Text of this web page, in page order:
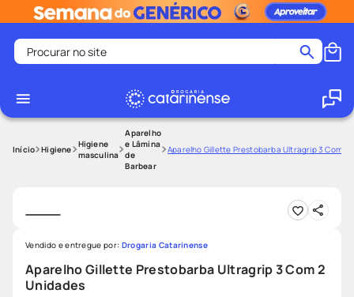
Procurar no site
1
protetor solar facial
8º
protetor solar
Higiene
Higiene
masculina
Aparelho
e Lâmina
de
Barbear
Aparelho Gillette Prestobarba Ultragrip 3 Com 2
Aparelho Gillette Prestobarba Ultragrip 3 Com 2
Unidades
Vendido e entregue por: Drogaria Catarinense